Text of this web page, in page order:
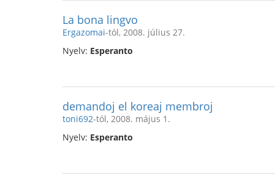
La bona lingvo
Ergazomai-tól, 2008. július 27.
Nyelv: Esperanto
demandoj el koreaj membroj
toni692-tól, 2008. május 1.
Nyelv: Esperanto